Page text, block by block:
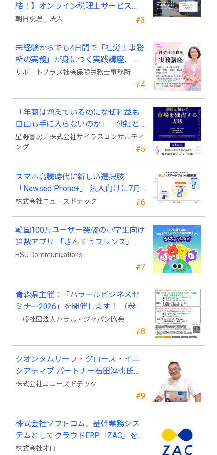
#3
結！】オンライン税理士サービス
「Wiz サポ」
朝日税理士法人
#4
未経験からでも4日間で「社労士事務
所の実務」が身につく実践講座、
2026年9月開講
サポートプラス社会保険労務士事務所
#5
「年商は増えているのになぜ利益も
自由も手に入らないのか」『他社と
競わず 市場を独占する方法』発売
星野書房／株式会社サイラスコンサルティ
ング
#6
スマホ高騰時代に新しい選択肢
「Newsed Phone+」 法人向けに7月
23日から販売開始
株式会社ニューズドテック
#7
韓国100万ユーザー突破の小学生向け
算数アプリ 「さんすうフレンズ」、
ついに日本上陸!
HSU Communications
#8
青森県主催：「ハラールビジネスセ
ミナー2026」を開催します！ （参加
費無料）
一般社団法人ハラル・ジャパン協会
#9
クオンタムリープ・グロース・イニ
シアティブ パートナー石田淳也氏が
ニューズドテックの戦略顧問に就任
株式会社ニューズドテック
株式会社ソフトコム、基幹業務シス
テムとしてクラウドERP「ZAC」を採
用
株式会社オロ